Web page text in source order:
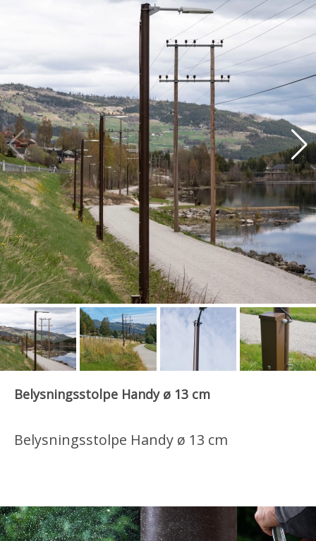
Belysningsstolpe Handy ø 13 cm
Belysningsstolpe Handy ø 13 cm